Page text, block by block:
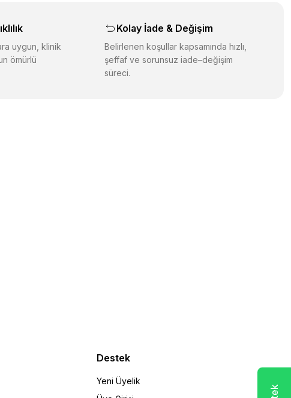
uygun, klinik
ömürlü
Kolay İade & Değişim
Belirlenen koşullar kapsamında hızlı,
şeffaf ve sorunsuz iade–değişim
süreci.
Destek
Yeni Üyelik